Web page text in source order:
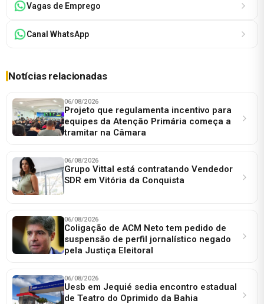
Vagas de Emprego
Canal WhatsApp
Notícias relacionadas
06/08/2026
Projeto que regulamenta incentivo para
equipes da Atenção Primária começa a
tramitar na Câmara
06/08/2026
Grupo Vittal está contratando Vendedor
SDR em Vitória da Conquista
06/08/2026
Coligação de ACM Neto tem pedido de
suspensão de perfil jornalístico negado
pela Justiça Eleitoral
06/08/2026
Uesb em Jequié sedia encontro estadual
de Teatro do Oprimido da Bahia